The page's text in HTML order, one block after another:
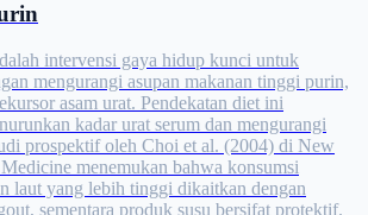
intervensi gaya hidup kunci untuk
mengurangi asupan makanan tinggi purin,
asam urat. Pendekatan diet ini
kadar urat serum dan mengurangi
prospektif oleh Choi et al. (2004) di New
menemukan bahwa konsumsi
laut yang lebih tinggi dikaitkan dengan
sementara produk susu bersifat protektif.